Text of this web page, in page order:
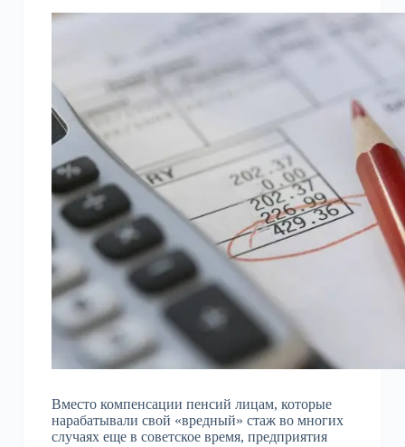
Вместо компенсации пенсий лицам, которые
нарабатывали свой «вредный» стаж во многих
случаях еще в советское время, предприятия